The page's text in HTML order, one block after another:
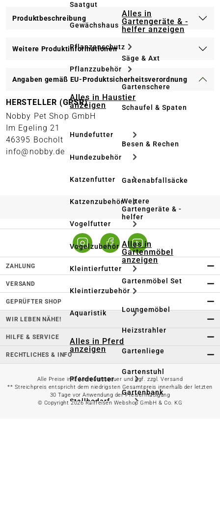
Saatgut
Gewächshaus
Pflanzenschutz
Pflanzzubehör
Alles in Haustier
anzeigen
Hundefutter
Hundezubehör
Katzenfutter
Katzenzubehör
Vogelfutter
Vogelzubehör
Kleintierfutter
Kleintierzubehör
Aquaristik
Alles in Pferd
anzeigen
Pferdefutter
Stallbedarf
Alles in
Gartengeräte & -
helfer anzeigen
Säge & Axt
Gartenschere
Schaufel & Spaten
Besen & Rechen
Gartenabfallsäcke
Weitere
Gartengeräte & -
helfer
Alles in
Gartenmöbel
anzeigen
Gartenmöbel Set
Loungemöbel
Heizstrahler
Gartenliege
Gartenstuhl
Gartenbank
Produktbeschreibung
Weitere Produktinformationen
Angaben gemäß EU-Produktsicherheitsverordnung
HERSTELLER (GPSR)
Nobby Pet Shop GmbH
Im Egeling 21
46395 Bocholt
info@nobby.de
ZAHLUNG
VERSAND
GEPRÜFTER SHOP
WIR LEBEN NÄHE!
HILFE & SERVICE
RECHTLICHES & INFO
Alle Preise inkl. Mehrwertsteuer und ggf. zzgl. Versand
** Streichpreis entspricht dem niedrigsten Gesamtpreis innerhalb der letzten
30 Tage vor Anwendung der Preisermäßigung
© Copyright 2026 Raiffeisen Webshop GmbH & Co. KG